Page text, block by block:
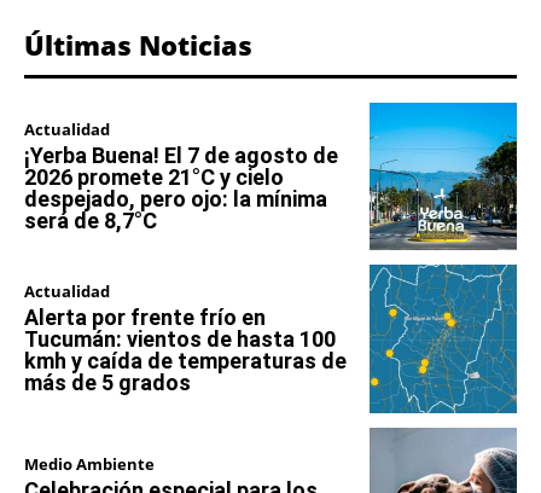
Últimas Noticias
Actualidad
¡Yerba Buena! El 7 de agosto de
2026 promete 21°C y cielo
despejado, pero ojo: la mínima
será de 8,7°C
Actualidad
Alerta por frente frío en
Tucumán: vientos de hasta 100
kmh y caída de temperaturas de
más de 5 grados
Medio Ambiente